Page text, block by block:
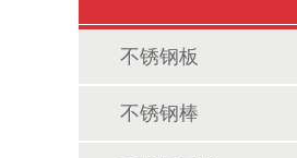
不锈钢板
不锈钢棒